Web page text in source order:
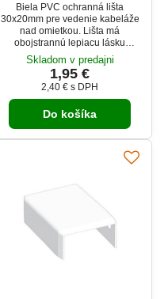
Biela PVC ochranná lišta
30x20mm pre vedenie kabeláže
nad omietkou. Lišta má
obojstrannú lepiacu lásku
pomocou ktorej je možné lištu
osadiť bez nutnosti vŕtania.
Skladom v predajni
1,95 €
2,40 € s DPH
Do košíka